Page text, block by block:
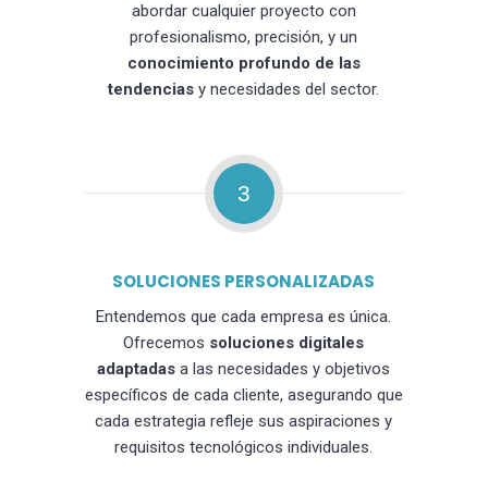
abordar cualquier proyecto con
profesionalismo, precisión, y un
conocimiento profundo de las
tendencias y necesidades del sector.
3
SOLUCIONES PERSONALIZADAS
Entendemos que cada empresa es única.
Ofrecemos soluciones digitales
adaptadas a las necesidades y objetivos
específicos de cada cliente, asegurando que
cada estrategia refleje sus aspiraciones y
requisitos tecnológicos individuales.